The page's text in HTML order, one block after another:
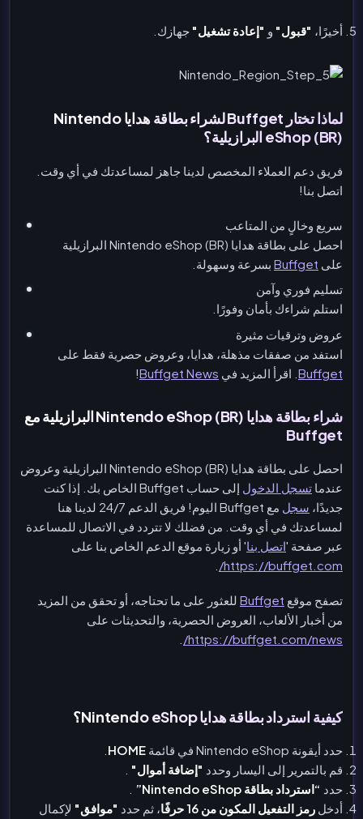
أخيرًا، "قبول" و "إعادة تشغيل" جهازك.
لماذا تختار Buffget لشراء بطاقة هدايا Nintendo
eShop (BR) البرازيلية؟
فريق دعم العملاء المخصص لدينا جاهز لمساعدتك في أي وقت.
اتصل بنا!
سريع وخالٍ من المتاعب
احصل على بطاقة هدايا Nintendo eShop (BR) البرازيلية
على Buffget بسرعة وسهولة.
تسليم فوري وآمن
استلم شراءك بأمان وفورًا.
عروض وترقيات مثيرة
استفد من صفقات مذهلة، هدايا، وعروض حصرية فقط على
Buffget . اقرأ المزيد في Buffget News
!
شراء بطاقة هدايا Nintendo eShop (BR) البرازيلية مع
Buffget
احصل على بطاقة هدايا Nintendo eShop (BR) البرازيلية وعروض
عندما تسجل الدخول
إلى حساب Buffget الخاص بك. إذا كنت
جديدًا، سجل
مع Buffget اليوم! فريق الدعم 24/7 لدينا هنا
لمساعدتك في أي وقت. من فضلك لا تتردد في الاتصال للمساعدة
عبر صفحة 'اتصل بنا' أو زيارة موقع الدعم الخاص بنا على
https://buffget.com/
تصفح موقع Buffget للعثور على ما تحتاجه، أو تحقق من المزيد
من أخبار الألعاب، العروض الحصرية، والتحديثات على
https://buffget.com/news/
كيفية استرداد بطاقة هدايا Nintendo eShop؟
حدد أيقونة Nintendo eShop في قائمة HOME
قم بالتمرير إلى اليسار وحدد "إضافة أموال"
حدد “استرداد بطاقة Nintendo eShop”
أدخل رمز التفعيل المكون من 16 حرفًا ، ثم حدد "موافق" لإكمال